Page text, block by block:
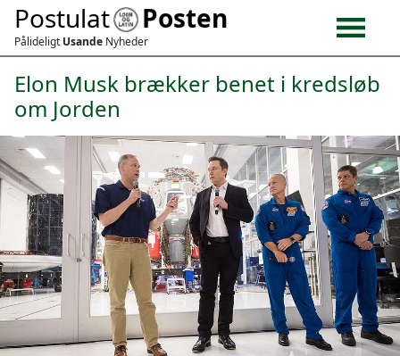
Postulat Posten
Pålideligt Usande Nyheder
Elon Musk brækker benet i kredsløb
om Jorden